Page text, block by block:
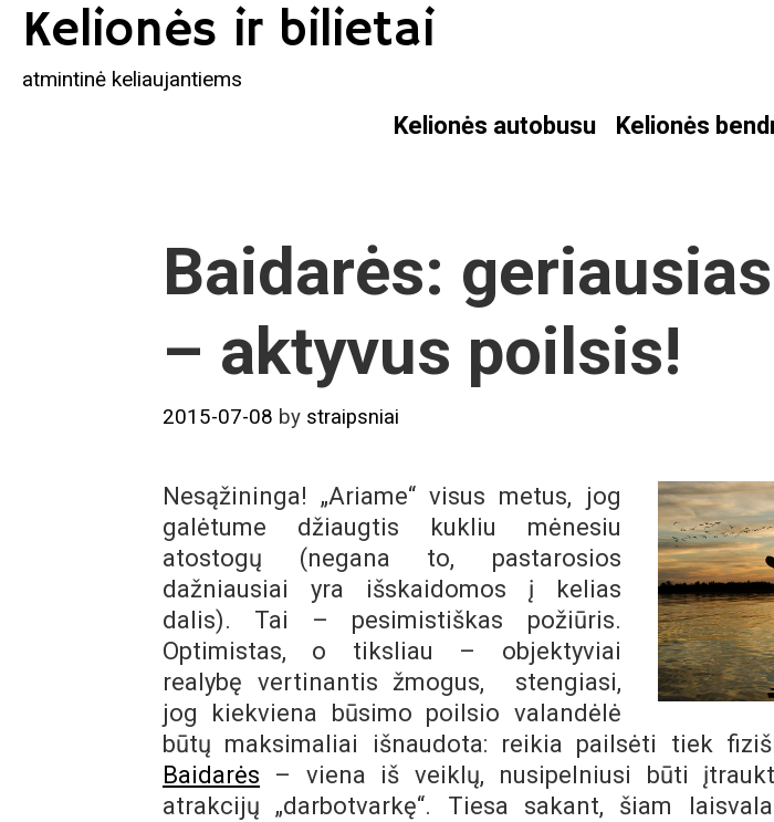
Skip
content
Kelionės ir bilietai
atmintinė keliaujantiems
Kelionės autobusu Kelionės
Baidarės:
– aktyvus poilsis!
2015-07-08 by straipsniai
Nesąžininga! „Ariame“ visus metus, jog
galėtume džiaugtis kukliu mėnesiu
atostogų (negana to, pastarosios
dažniausiai yra išskaidomos į kelias
dalis). Tai – pesimistiškas požiūris.
Optimistas, o tiksliau – objektyviai
realybę vertinantis žmogus, stengiasi,
jog kiekviena būsimo poilsio valandėlė
būtų maksimaliai išnaudota: reikia pailsėti tiek
Baidarės – viena iš veiklų, nusipelniusi būti
atrakcijų „darbotvarkę“. Tiesa sakant, šiam